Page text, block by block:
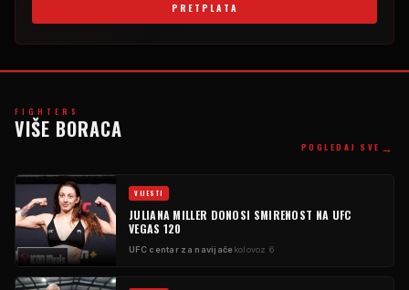
PRETPLATA
FIGHTERS
VIŠE BORACA
POGLEDAJ SVE →
VIJESTI
JULIANA MILLER DONOSI SMIRENOST NA UFC
VEGAS 120
UFC centar za navijačekolovoz 6